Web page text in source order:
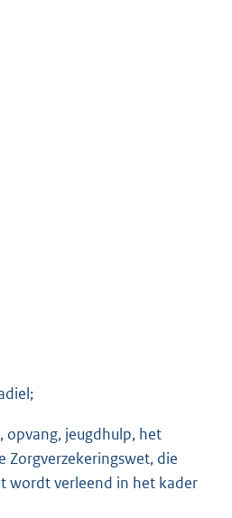
opvang, jeugdhulp, het
Zorgverzekeringswet, die
wordt verleend in het kader